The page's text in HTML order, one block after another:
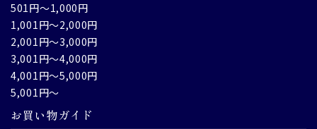
501円～1,000円
1,001円～2,000円
2,001円～3,000円
3,001円～4,000円
4,001円～5,000円
5,001円～
お買い物ガイド